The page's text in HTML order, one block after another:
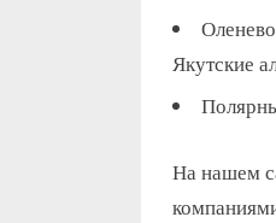
Якутские
На нашем